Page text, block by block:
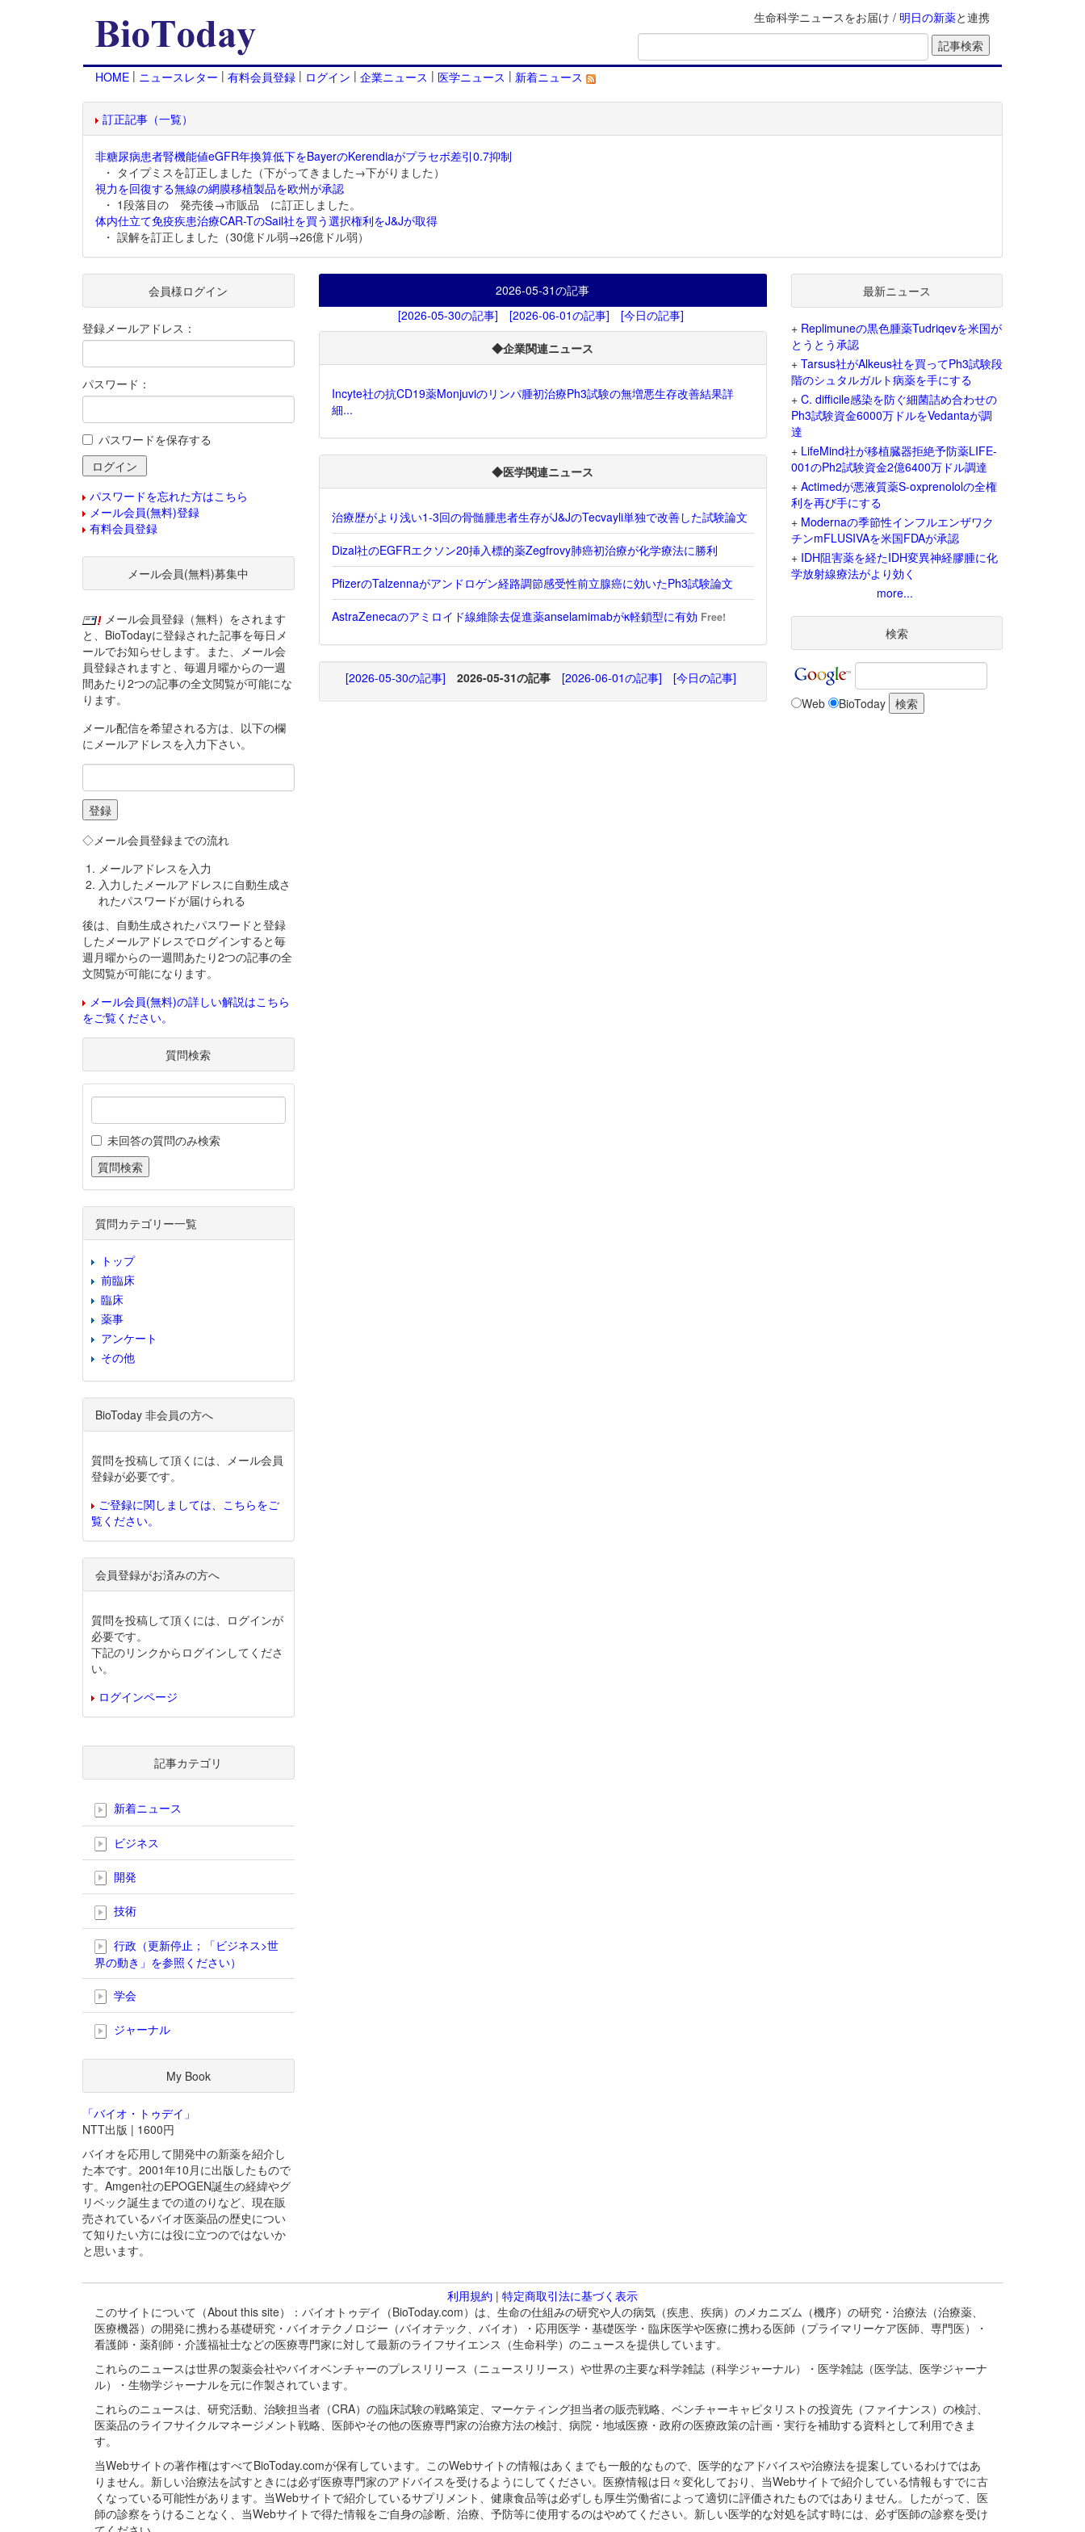
生命科学ニュースをお届け / 明日の新薬と連携
HOME | ニュースレター | 有料会員登録 | ログイン | 企業ニュース | 医学ニュース | 新着ニュース
訂正記事（一覧）
非糖尿病患者腎機能値eGFR年換算低下をBayerのKerendiaがプラセボ差引0.7抑制
・ タイプミスを訂正しました（下がってきました→下がりました）
視力を回復する無線の網膜移植製品を欧州が承認
・ 1段落目の 発売後→市販品 に訂正しました。
体内仕立て免疫疾患治療CAR-TのSail社を買う選択権利をJ&Jが取得
・ 誤解を訂正しました（30億ドル弱→26億ドル弱）
2026-05-31の記事
[2026-05-30の記事]
[2026-06-01の記事] [今日の記事]
◆企業関連ニュース
Incyte社の抗CD19薬Monjuviのリンパ腫初治療Ph3試験の無増悪生存改善結果詳
細...
◆医学関連ニュース
治療歴がより浅い1-3回の骨髄腫患者生存がJ&JのTecvayli単独で改善した試験論文
Dizal社のEGFRエクソン20挿入標的薬Zegfrovy肺癌初治療が化学療法に勝利
PfizerのTalzennaがアンドロゲン経路調節感受性前立腺癌に効いたPh3試験論文
AstraZenecaのアミロイド線維除去促進薬anselamimabがκ軽鎖型に有効 Free!
[2026-05-30の記事] 2026-05-31の記事 [2026-06-01の記事] [今日の記事]
会員様ログイン
登録メールアドレス：
パスワード：
パスワードを保存する
パスワードを忘れた方はこちら
メール会員(無料)登録
有料会員登録
メール会員(無料)募集中
メール会員登録（無料）をされます
と、BioTodayに登録された記事を毎日メ
ールでお知らせします。また、メール会
員登録されますと、毎週月曜からの一週
間あたり2つの記事の全文閲覧が可能にな
ります。
メール配信を希望される方は、以下の欄
にメールアドレスを入力下さい。
◇メール会員登録までの流れ
メールアドレスを入力
入力したメールアドレスに自動生成さ
れたパスワードが届けられる
後は、自動生成されたパスワードと登録
したメールアドレスでログインすると毎
週月曜からの一週間あたり2つの記事の全
文閲覧が可能になります。
メール会員(無料)の詳しい解説はこちら
をご覧ください。
質問検索
未回答の質問のみ検索
質問カテゴリー一覧
トップ
前臨床
臨床
薬事
アンケート
その他
BioToday 非会員の方へ
質問を投稿して頂くには、メール会員
登録が必要です。
ご登録に関しましては、こちらをご
覧ください。
会員登録がお済みの方へ
質問を投稿して頂くには、ログインが
必要です。
下記のリンクからログインしてくださ
い。
ログインページ
記事カテゴリ
新着ニュース
ビジネス
開発
技術
行政（更新停止；「ビジネス>世
界の動き」を参照ください）
学会
ジャーナル
My Book
「バイオ・トゥデイ」
NTT出版 | 1600円
バイオを応用して開発中の新薬を紹介し
た本です。2001年10月に出版したもので
す。Amgen社のEPOGEN誕生の経緯やグ
リベック誕生までの道のりなど、現在販
売されているバイオ医薬品の歴史につい
て知りたい方には役に立つのではないか
と思います。
最新ニュース
+ Replimuneの黒色腫薬Tudriqevを米国が
とうとう承認
+ Tarsus社がAlkeus社を買ってPh3試験段
階のシュタルガルト病薬を手にする
+ C. difficile感染を防ぐ細菌詰め合わせの
Ph3試験資金6000万ドルをVedantaが調
達
+ LifeMind社が移植臓器拒絶予防薬LIFE-
001のPh2試験資金2億6400万ドル調達
+ Actimedが悪液質薬S-oxprenololの全権
利を再び手にする
+ Modernaの季節性インフルエンザワク
チンmFLUSIVAを米国FDAが承認
+ IDH阻害薬を経たIDH変異神経膠腫に化
学放射線療法がより効く
more...
検索
Web BioToday
利用規約 | 特定商取引法に基づく表示
このサイトについて（About this site）：バイオトゥデイ（BioToday.com）は、生命の仕組みの研究や人の病気（疾患、疾病）のメカニズム（機序）の研究・治療法（治療薬、
医療機器）の開発に携わる基礎研究・バイオテクノロジー（バイオテック、バイオ）・応用医学・基礎医学・臨床医学や医療に携わる医師（プライマリーケア医師、専門医）・
看護師・薬剤師・介護福祉士などの医療専門家に対して最新のライフサイエンス（生命科学）のニュースを提供しています。
これらのニュースは世界の製薬会社やバイオベンチャーのプレスリリース（ニュースリリース）や世界の主要な科学雑誌（科学ジャーナル）・医学雑誌（医学誌、医学ジャーナ
ル）・生物学ジャーナルを元に作製されています。
これらのニュースは、研究活動、治験担当者（CRA）の臨床試験の戦略策定、マーケティング担当者の販売戦略、ベンチャーキャピタリストの投資先（ファイナンス）の検討、
医薬品のライフサイクルマネージメント戦略、医師やその他の医療専門家の治療方法の検討、病院・地域医療・政府の医療政策の計画・実行を補助する資料として利用できま
す。
当Webサイトの著作権はすべてBioToday.comが保有しています。このWebサイトの情報はあくまでも一般的なもので、医学的なアドバイスや治療法を提案しているわけではあ
りません。新しい治療法を試すときには必ず医療専門家のアドバイスを受けるようにしてください。医療情報は日々変化しており、当Webサイトで紹介している情報もすでに古
くなっている可能性があります。当Webサイトで紹介しているサプリメント、健康食品等は必ずしも厚生労働省によって適切に評価されたものではありません。したがって、医
師の診察をうけることなく、当Webサイトで得た情報をご自身の診断、治療、予防等に使用するのはやめてください。新しい医学的な対処を試す時には、必ず医師の診察を受け